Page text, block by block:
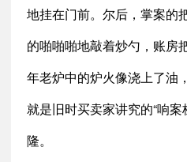
地挂在门前。尔后，掌案的
的啪啪啪地敲着炒勺，账房
年老炉中的炉火像浇上了油
就是旧时买卖家讲究的“响
隆。